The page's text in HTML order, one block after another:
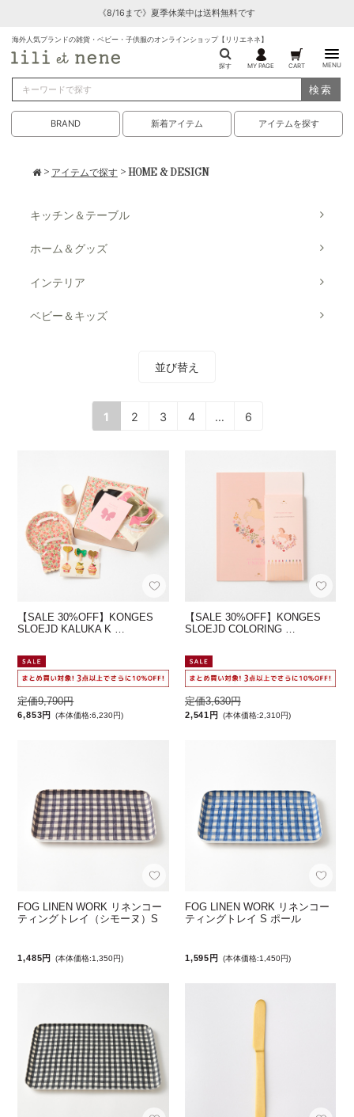
《8/16まで》夏季休業中は送料無料です
海外人気ブランドの雑貨・ベビー・子供服のオンラインショップ【リリエネネ】
探す MY PAGE CART MENU
検索
BRAND 新着アイテム アイテムを探す
> アイテムで探す> HOME & DESIGN
キッチン＆テーブル
ホーム＆グッズ
インテリア
ベビー＆キッズ
並び替え
1 2 3 4 … 6
【SALE 30%OFF】KONGES
SLOEJD KALUKA K …
定価9,790円
6,853円 (本体価格:6,230円)
【SALE 30%OFF】KONGES
SLOEJD COLORING …
定価3,630円
2,541円 (本体価格:2,310円)
FOG LINEN WORK リネンコー
ティングトレイ（シモーヌ）S
1,485円 (本体価格:1,350円)
FOG LINEN WORK リネンコー
ティングトレイ S ポール
1,595円 (本体価格:1,450円)